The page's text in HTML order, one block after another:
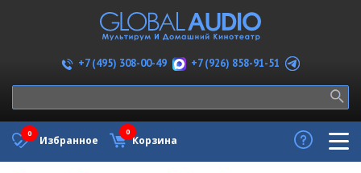
+7 (495) 308-00-49 +7 (926) 858-91-51
Избранное
0
Корзина
0